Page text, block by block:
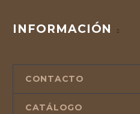
INFORMACIÓN
CONTACTO
CATÁLOGO